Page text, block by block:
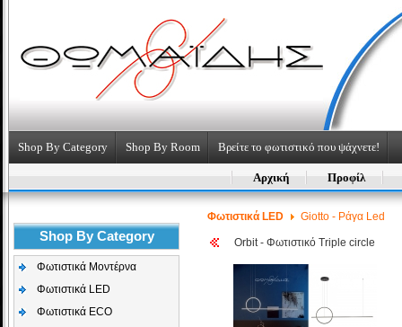
Shop By Category Shop By Room Βρείτε το φωτιστικό που ψάχνετε!
Αρχική Προφίλ
Shop By Category
Φωτιστικά Μοντέρνα
Φωτιστικά LED
Φωτιστικά ECO
Φωτιστικά LED Giotto - Ράγα Led
Orbit - Φωτιστικό Triple circle